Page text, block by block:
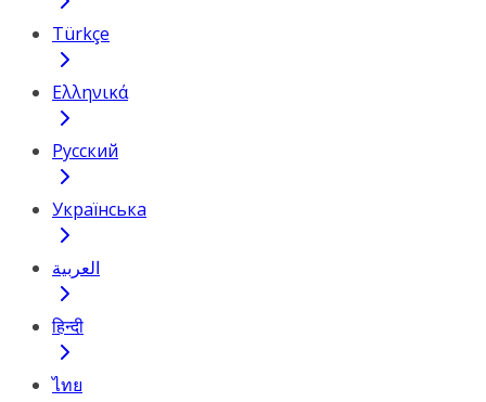
Türkçe
Ελληνικά
Русский
Українська
العربية
हिन्दी
ไทย